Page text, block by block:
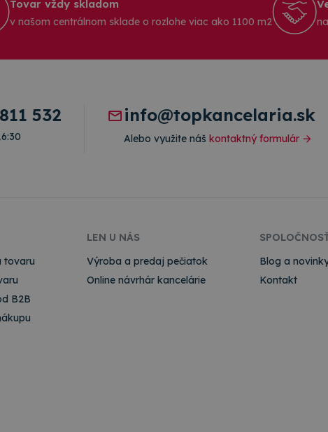
Tovar vždy skladom
v našom centrálnom sklade o rozlohe viac ako 1100 m2
532 info@topkancelaria.sk
Alebo využite náš kontaktný formulár
tovaru
B2B
LEN U NÁS
Výroba a predaj pečiatok
Online návrhár kancelárie
Blog a
Kontakt